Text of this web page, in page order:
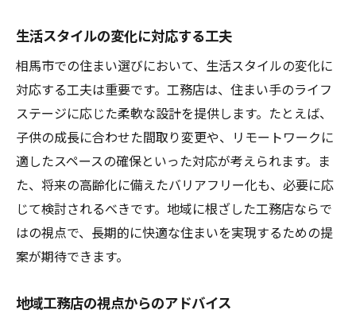
生活スタイルの変化に対応する工夫
相馬市での住まい選びにおいて、生活スタイルの変化に
対応する工夫は重要です。工務店は、住まい手のライフ
ステージに応じた柔軟な設計を提供します。たとえば、
子供の成長に合わせた間取り変更や、リモートワークに
適したスペースの確保といった対応が考えられます。ま
た、将来の高齢化に備えたバリアフリー化も、必要に応
じて検討されるべきです。地域に根ざした工務店ならで
はの視点で、長期的に快適な住まいを実現するための提
案が期待できます。
地域工務店の視点からのアドバイス